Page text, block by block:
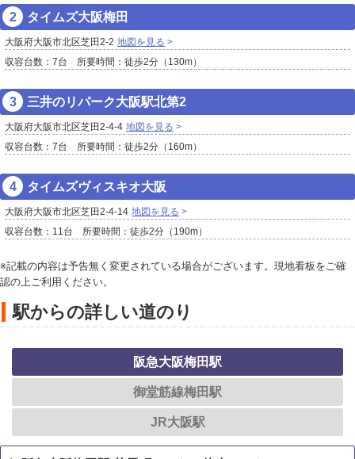
タイムズ大阪梅田
大阪府大阪市北区芝田2-2 地図を見る
収容台数：7台 所要時間：徒歩2分（130m）
三井のリパーク大阪駅北第2
大阪府大阪市北区芝田2-4-4 地図を見る
収容台数：7台 所要時間：徒歩2分（160m）
タイムズヴィスキオ大阪
大阪府大阪市北区芝田2-4-14 地図を見る
収容台数：11台 所要時間：徒歩2分（190m）
※記載の内容は予告無く変更されている場合がございます。現地看板をご確
認の上ご利用ください。
駅からの詳しい道のり
阪急大阪梅田駅
御堂筋線梅田駅
JR大阪駅